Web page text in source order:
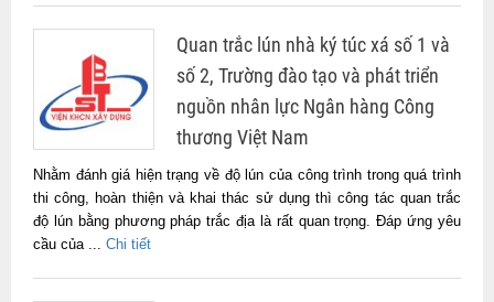
Quan trắc lún nhà ký túc xá số 1 và
số 2, Trường đào tạo và phát triển
nguồn nhân lực Ngân hàng Công
thương Việt Nam
Nhằm đánh giá hiện trạng về độ lún của công trình trong quá trình
thi công, hoàn thiện và khai thác sử dụng thì công tác quan trắc
độ lún bằng phương pháp trắc địa là rất quan trọng. Đáp ứng yêu
cầu của ... Chi tiết